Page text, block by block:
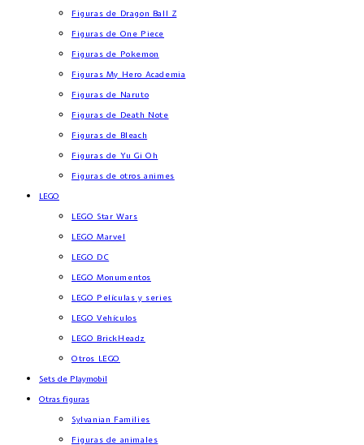
Figuras de Dragon Ball Z
Figuras de One Piece
Figuras de Pokemon
Figuras My Hero Academia
Figuras de Naruto
Figuras de Death Note
Figuras de Bleach
Figuras de Yu Gi Oh
Figuras de otros animes
LEGO
LEGO Star Wars
LEGO Marvel
LEGO DC
LEGO Monumentos
LEGO Películas y series
LEGO Vehículos
LEGO BrickHeadz
Otros LEGO
Sets de Playmobil
Otras figuras
Sylvanian Families
Figuras de animales